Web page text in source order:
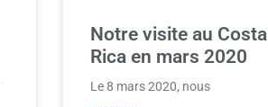
Notre visite au Costa
Rica en mars 2020
Le 8 mars 2020, nous